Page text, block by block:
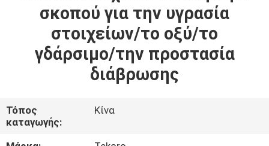
ΠΡΟΪΌΝΤΑ
ΣΧΕΤΙΚΆ
ΕΜΆΣ
σκοπού για την υγρασία
στοιχείων/το οξύ/το
γδάρσιμο/την προστασία
διάβρωσης
Τόπος
καταγωγής:
Κίνα